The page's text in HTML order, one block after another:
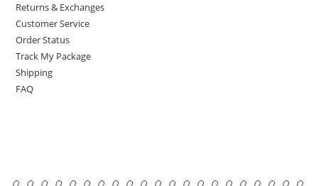
Returns & Exchanges
Customer Service
Order Status
Track My Package
Shipping
FAQ